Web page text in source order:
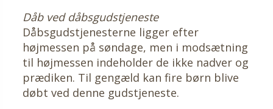
Dåb ved dåbsgudstjeneste
Dåbsgudstjenesterne ligger efter
højmessen på søndage, men i modsætning
til højmessen indeholder de ikke nadver og
prædiken. Til gengæld kan fire børn blive
døbt ved denne gudstjeneste.